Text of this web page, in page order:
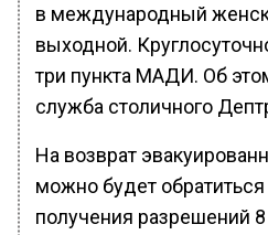
в международный
выходной.
три пункта МАДИ. Об
служба столичного
На возврат
можно будет
получения разрешений